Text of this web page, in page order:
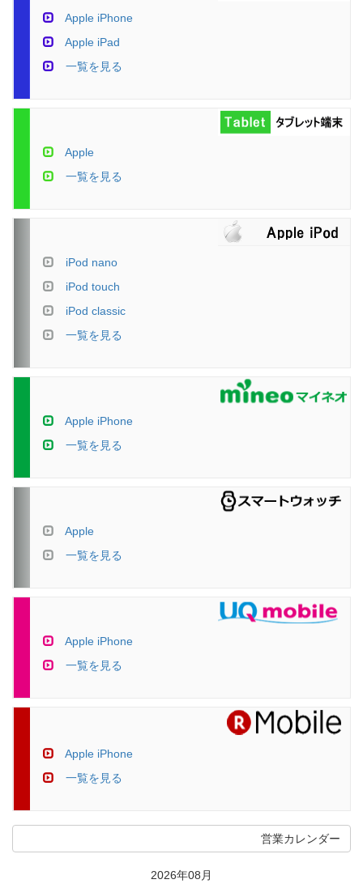
Apple iPhone
Apple iPad
一覧を見る
Apple
一覧を見る
iPod nano
iPod touch
iPod classic
一覧を見る
Apple iPhone
一覧を見る
Apple
一覧を見る
Apple iPhone
一覧を見る
Apple iPhone
一覧を見る
営業カレンダー
2026年08月